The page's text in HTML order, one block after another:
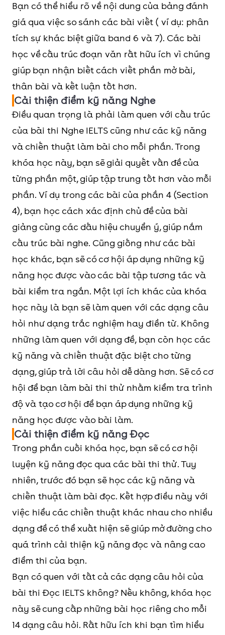
Bạn có thể hiểu rõ về nội dung của bảng đánh
giá qua việc so sánh các bài viết ( ví dụ: phân
tích sự khác biệt giữa band 6 và 7). Các bài
học về cấu trúc đoạn văn rất hữu ích vì chúng
giúp bạn nhận biết cách viết phần mở bài,
thân bài và kết luận tốt hơn.
Cải thiện điểm kỹ năng Nghe
Điều quan trọng là phải làm quen với cấu trúc
của bài thi Nghe IELTS cũng như các kỹ năng
và chiến thuật làm bài cho mỗi phần. Trong
khóa học này, bạn sẽ giải quyết vấn đề của
từng phần một, giúp tập trung tốt hơn vào mỗi
phần. Ví dụ trong các bài của phần 4 (Section
4), bạn học cách xác định chủ đề của bài
giảng cùng các dấu hiệu chuyển ý, giúp nắm
cấu trúc bài nghe. Cũng giống như các bài
học khác, bạn sẽ có cơ hội áp dụng những kỹ
năng học được vào các bài tập tương tác và
bài kiểm tra ngắn. Một lợi ích khác của khóa
học này là bạn sẽ làm quen với các dạng câu
hỏi như dạng trắc nghiệm hay điền từ. Không
những làm quen với dạng đề, bạn còn học các
kỹ năng và chiến thuật đặc biệt cho từng
dạng, giúp trả lời câu hỏi dễ dàng hơn. Sẽ có cơ
hội để bạn làm bài thi thử nhằm kiểm tra trình
độ và tạo cơ hội để bạn áp dụng những kỹ
năng học được vào bài làm.
Cải thiện điểm kỹ năng Đọc
Trong phần cuối khóa học, bạn sẽ có cơ hội
luyện kỹ năng đọc qua các bài thi thử. Tuy
nhiên, trước đó bạn sẽ học các kỹ năng và
chiến thuật làm bài đọc. Kết hợp điều này với
việc hiểu các chiến thuật khác nhau cho nhiều
dạng đề có thể xuất hiện sẽ giúp mở đường cho
quá trình cải thiện kỹ năng đọc và nâng cao
điểm thi của bạn.
Bạn có quen với tất cả các dạng câu hỏi của
bài thi Đọc IELTS không? Nếu không, khóa học
này sẽ cung cấp những bài học riêng cho mỗi
14 dạng câu hỏi. Rất hữu ích khi bạn tìm hiểu